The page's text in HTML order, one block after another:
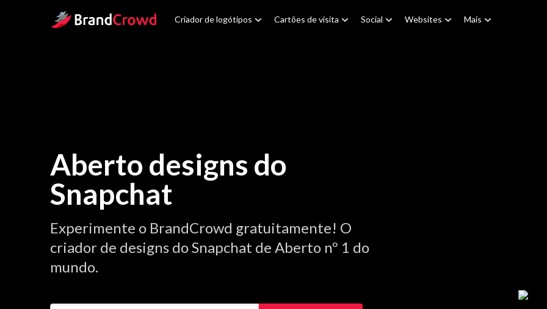
Site Logo Criador de logótipos Cartões de visita Social Websites Mais
Aberto designs do
Snapchat
Experimente o BrandCrowd gratuitamente! O
criador de designs do Snapchat de Aberto nº 1 do
mundo.